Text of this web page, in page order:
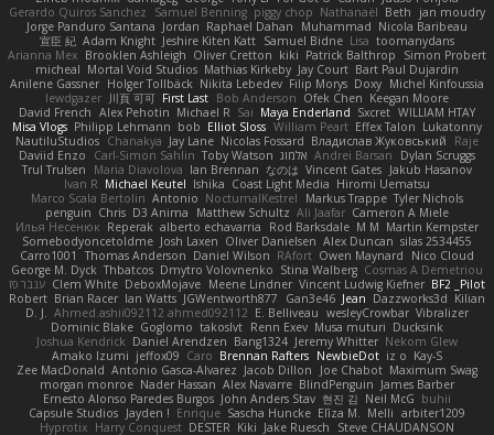
Gerardo Quiros Sanchez
Samuel Benning piggy chop Nathanaël Beth
jan moudry
Jorge Panduro Santana Jordan Raphael Dahan Muhammad Nicola Baribeau
宣臣 紀 Adam Knight Jeshire Kiten Katt Samuel Bidne Lisa toomanydans
Arianna Mex Brooklen Ashleigh Oliver Cretton kiki Patrick Balthrop
Simon Probert
micheal Mortal Void Studios Mathias Kirkeby Jay Court Bart Paul Dujardin
Anilene Gassner Holger Tollbäck Nikita Lebedev Filip Morys Doxy Michel Kinfoussia
lewdgazer 川頁 可可 First Last Bob Anderson Ofek Chen Keegan Moore
David French Alex Pehotin Michael R Sai Maya Enderland Sxcret WILLIAM HTAY
Misa Vlogs Philipp Lehmann bob Elliot Sloss William Peart Effex Talon Lukatonny
NautiluStudios Chanakya Jay Lane Nicolas Fossard Владислав Жуковський
Raje
Daviid Enzo
Carl-Simon Sahlin Toby Watson אלמוג Andrei Barsan
Dylan Scruggs
Trul Trulsen
Maria Diavolova Ian Brennan なのは Vincent Gates Jakub Hasanov
Ivan R Michael Keutel Ishika Coast Light Media Hiromi Uematsu
Marco Scala Bertolin Antonio NocturnalKestrel Markus Trappe Tyler Nichols
penguin Chris D3 Anima Matthew Schultz Ali Jaafar Cameron A Miele
Илья Несенюк Reperak alberto echavarria Rod Barksdale M M Martin Kempster
Somebodyoncetoldme Josh Laxen Oliver Danielsen Alex Duncan silas 2534455
Carro1001
Thomas Anderson Daniel Wilson RAfort Owen Maynard
Nico Cloud
George M. Dyck Thbatcos Dmytro Volovnenko Stina Walberg Cosmas A Demetriou
ענבר פז Clem White DeboxMojave Meene Lindner Vincent Ludwig Kiefner BF2 _Pilot
Robert Brian Racer Ian Watts JGWentworth877 Gan3e46 Jean Dazzworks3d Kilian
D. J.
Ahmed.ashii092112 ahmed092112 E. Belliveau wesleyCrowbar Vibralizer
Dominic Blake Goglomo takoslvt Renn Exev Musa muturi Ducksink
Joshua Kendrick Daniel Arendzen Bang1324 Jeremy Whitter Nekom Glew
Amako Izumi jeffox09 Caro Brennan Rafters NewbieDot iz o Kay-S
Zee MacDonald Antonio Gasca-Alvarez Jacob Dillon Joe Chabot Maximum Swag
morgan monroe Nader Hassan Alex Navarre BlindPenguin James Barber
Ernesto Alonso Paredes Burgos John Anders Stav 현진 김 Neil McG buhii
Capsule Studios Jayden ! Enrique Sascha Huncke Elīza M. Melli arbiter1209
Hyprotix Harry Conquest DESTER Kiki Jake Ruesch
Steve CHAUDANSON